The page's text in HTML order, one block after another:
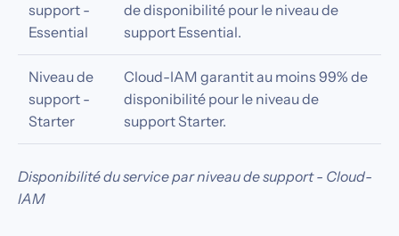
support -
Essential
de disponibilité pour le niveau de
support Essential.
Niveau de
support -
Starter
Cloud-IAM garantit au moins 99% de
disponibilité pour le niveau de
support Starter.
Disponibilité du service par niveau de support - Cloud-
IAM